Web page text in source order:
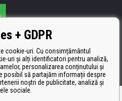
este certificat
+ GDPR
cookie-uri. Cu consimțământul
uri și alți identificatori pentru analiză,
personalizarea conținutului și
posibil să partajăm informații despre
noștri de publicitate, analiză și
sociale.